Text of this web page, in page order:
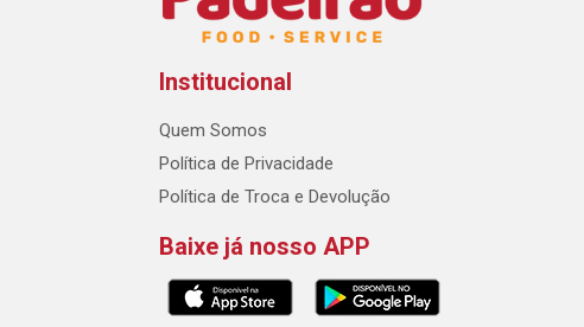
Institucional
Quem Somos
Política de Privacidade
Política de Troca e Devolução
Baixe já nosso APP